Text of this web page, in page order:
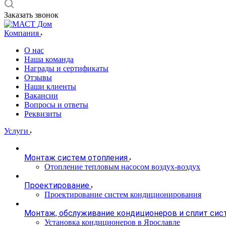
Заказать звонок
Компания
О нас
Наша команда
Награды и сертификаты
Отзывы
Наши клиенты
Вакансии
Вопросы и ответы
Реквизиты
Услуги
Монтаж систем отопления
Отопление тепловым насосом воздух-воздух
Проектирование
Проектирование систем кондиционирования
Монтаж, обслуживание кондиционеров и сплит
Установка кондиционеров в Ярославле